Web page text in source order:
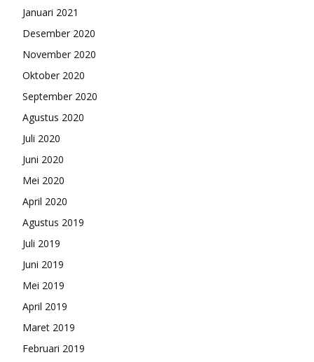
Januari 2021
Desember 2020
November 2020
Oktober 2020
September 2020
Agustus 2020
Juli 2020
Juni 2020
Mei 2020
April 2020
Agustus 2019
Juli 2019
Juni 2019
Mei 2019
April 2019
Maret 2019
Februari 2019